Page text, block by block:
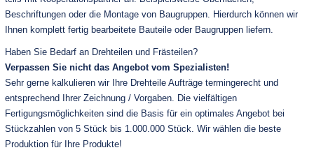
Beschriftungen oder die Montage von Baugruppen. Hierdurch können wir
Ihnen komplett fertig bearbeitete Bauteile oder Baugruppen liefern.
Haben Sie Bedarf an Drehteilen und Frästeilen?
Verpassen Sie nicht das Angebot vom Spezialisten!
Sehr gerne kalkulieren wir Ihre Drehteile Aufträge termingerecht und
entsprechend Ihrer Zeichnung / Vorgaben. Die vielfältigen
Fertigungsmöglichkeiten sind die Basis für ein optimales Angebot bei
Stückzahlen von 5 Stück bis 1.000.000 Stück. Wir wählen die beste
Produktion für Ihre Produkte!